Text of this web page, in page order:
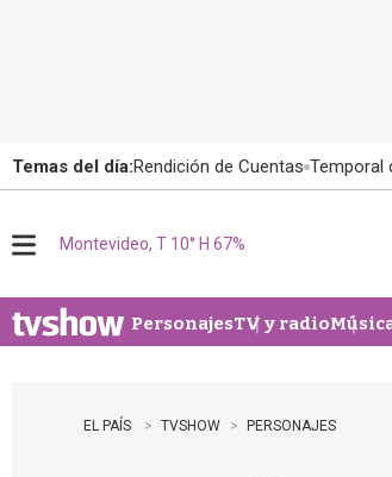
Temas del día:Rendición de Cuentas Temporal
u
Montevideo, T 10° H 67%
PersonajesTV y radio
EL PAÍS TVSHOW PERSONAJES